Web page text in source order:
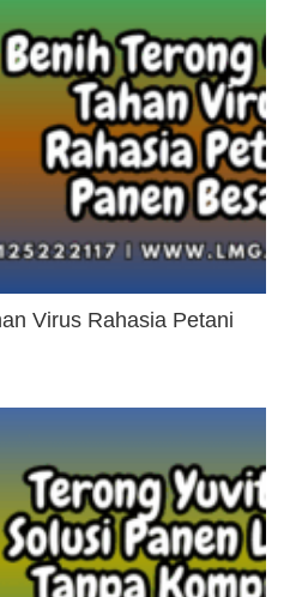
Virus Rahasia Petani